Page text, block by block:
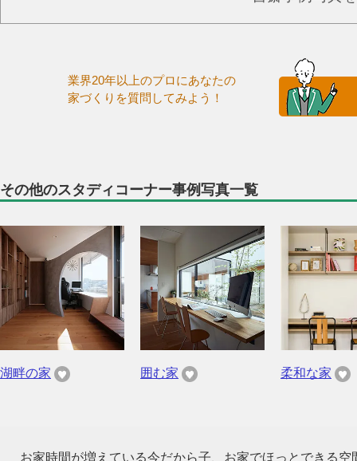
業界20年以上のプロにあなたの
家づくりを質問してみよう！
その他のスタディコーナー事例写真一覧
湖畔の家 囲む家 柔和な家
お家時間が増えている今だから子、お家でほっとできる